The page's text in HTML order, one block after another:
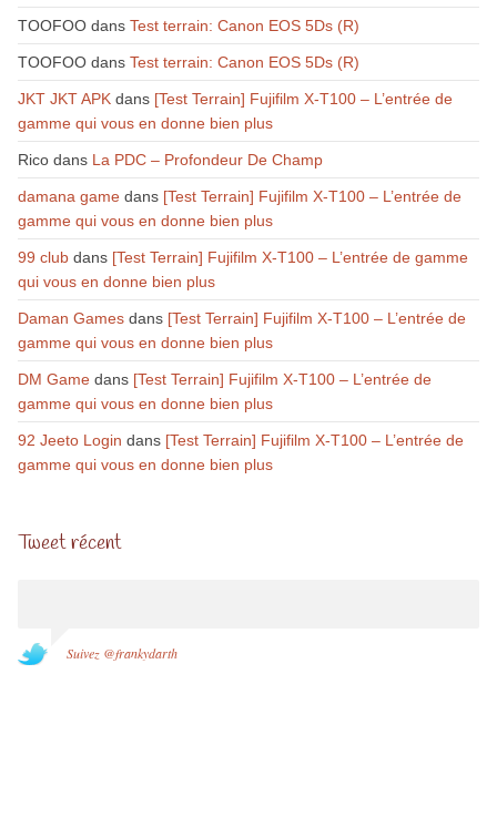
TOOFOOdans Test terrain: Canon EOS 5Ds (R)
TOOFOOdans Test terrain: Canon EOS 5Ds (R)
JKT JKT APKdans [Test Terrain] Fujifilm X-T100 – L’entrée de
gamme qui vous en donne bien plus
Ricodans La PDC – Profondeur De Champ
damana gamedans [Test Terrain] Fujifilm X-T100 – L’entrée de
gamme qui vous en donne bien plus
99 clubdans [Test Terrain] Fujifilm X-T100 – L’entrée de gamme
qui vous en donne bien plus
Daman Gamesdans [Test Terrain] Fujifilm X-T100 – L’entrée de
gamme qui vous en donne bien plus
DM Gamedans [Test Terrain] Fujifilm X-T100 – L’entrée de
gamme qui vous en donne bien plus
92 Jeeto Login dans [Test Terrain] Fujifilm X-T100 – L’entrée de
gamme qui vous en donne bien plus
Tweet récent
Suivez @frankydarth